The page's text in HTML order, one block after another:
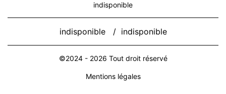
indisponible
indisponible / indisponible
©2024 - 2026 Tout droit réservé
Mentions légales